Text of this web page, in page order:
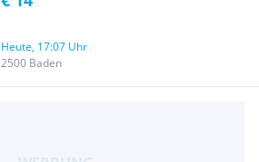
Heute, 17:07 Uhr
2500 Baden